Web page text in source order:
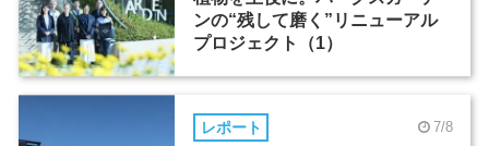
ンの“残して磨く”リニューアル
プロジェクト（1）
レポート 7/8